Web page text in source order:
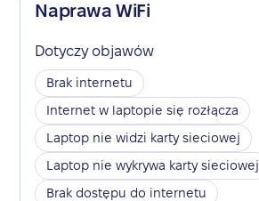
Naprawa WiFi
Dotyczy objawów
Brak internetu
Internet w laptopie się rozłącza
Laptop nie widzi karty sieciowej
Laptop nie wykrywa karty sieciowej
Brak dostępu do internetu